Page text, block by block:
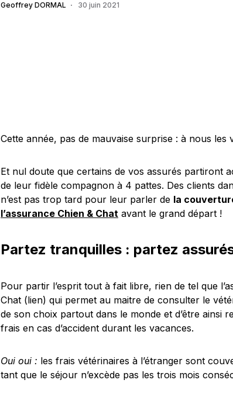
Geoffrey DORMAL 30 juin 2021
Cette année, pas de mauvaise surprise : à nous les
Et nul doute que certains de vos assurés partiront
de leur fidèle compagnon à 4 pattes. Des clients
n’est pas trop tard pour leur parler de la
l’assurance Chien & Chat avant le grand départ !
Partez tranquilles : partez
Pour partir l’esprit tout à fait libre, rien de tel que
Chat (lien) qui permet au maitre de consulter le
de son choix partout dans le monde et d’être ainsi
frais en cas d’accident durant les vacances.
Oui oui : les frais vétérinaires à l’étranger sont
tant que le séjour n’excède pas les trois mois